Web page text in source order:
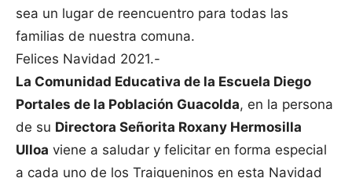
sea un lugar de reencuentro para todas las
familias de nuestra comuna.
Felices Navidad 2021.-
La Comunidad Educativa de la Escuela Diego
Portales de la Población Guacolda, en la persona
de su Directora Señorita Roxany Hermosilla
Ulloa viene a saludar y felicitar en forma especial
a cada uno de los Traigueninos en esta Navidad